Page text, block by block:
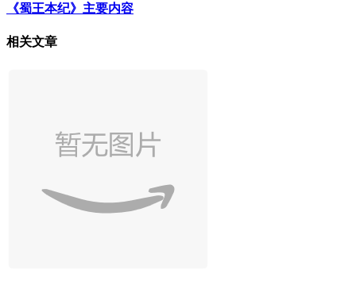
《蜀王本纪》主要内容
相关文章